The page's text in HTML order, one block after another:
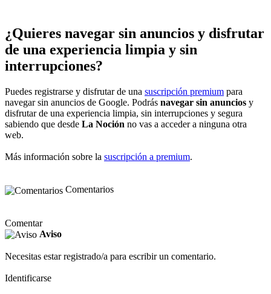
¿Quieres navegar sin anuncios y disfrutar
de una experiencia limpia y sin
interrupciones?
Puedes registrarse y disfrutar de una suscripción premium para
navegar sin anuncios de Google. Podrás navegar sin anuncios y
disfrutar de una experiencia limpia, sin interrupciones y segura
sabiendo que desde La Noción no vas a acceder a ninguna otra
web.
Más información sobre la suscripción a premium.
Comentarios
Comentar
Aviso
Necesitas estar registrado/a para escribir un comentario.
Identificarse